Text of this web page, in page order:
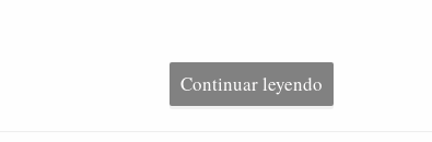
Continuar leyendo